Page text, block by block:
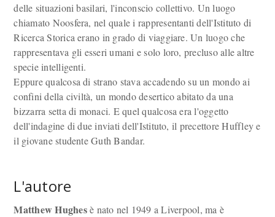
delle situazioni basilari, l'inconscio collettivo. Un luogo
chiamato Noosfera, nel quale i rappresentanti dell'Istituto di
Ricerca Storica erano in grado di viaggiare. Un luogo che
rappresentava gli esseri umani e solo loro, precluso alle altre
specie intelligenti.
Eppure qualcosa di strano stava accadendo su un mondo ai
confini della civiltà, un mondo desertico abitato da una
bizzarra setta di monaci. E quel qualcosa era l'oggetto
dell'indagine di due inviati dell'Istituto, il precettore Huffley e
il giovane studente Guth Bandar.
L'autore
Matthew Hughesè nato nel 1949 a Liverpool, ma è